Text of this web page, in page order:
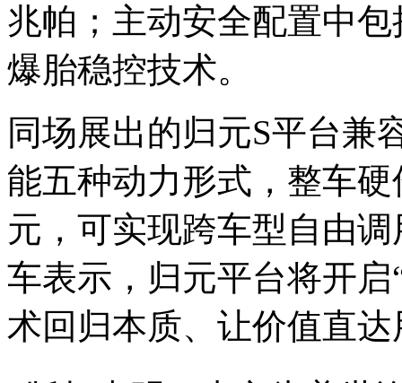
兆帕；主动安全配置中
爆胎稳控技术。
同场展出的归元S平台兼
能五种动力形式，整车
元，可实现跨车型自由
车表示，归元平台将开
术回归本质、让价值直达